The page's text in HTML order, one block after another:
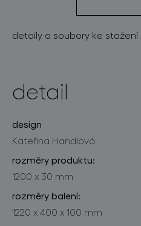
detaily a soubory ke stažení
detail
design
Kateřina Handlová
rozměry produktu:
1200 x 30 mm
rozměry balení:
1220 x 400 x 100 mm